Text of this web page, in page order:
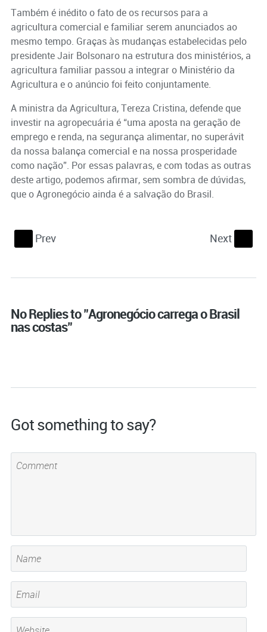
Também é inédito o fato de os recursos para a
agricultura comercial e familiar serem anunciados ao
mesmo tempo. Graças às mudanças estabelecidas pelo
presidente Jair Bolsonaro na estrutura dos ministérios, a
agricultura familiar passou a integrar o Ministério da
Agricultura e o anúncio foi feito conjuntamente.
A ministra da Agricultura, Tereza Cristina, defende que
investir na agropecuária é “uma aposta na geração de
emprego e renda, na segurança alimentar, no superávit
da nossa balança comercial e na nossa prosperidade
como nação”. Por essas palavras, e com todas as outras
deste artigo, podemos afirmar, sem sombra de dúvidas,
que o Agronegócio ainda é a salvação do Brasil.
Prev Next
No Replies to "Agronegócio carrega o Brasil
nas costas"
Got something to say?